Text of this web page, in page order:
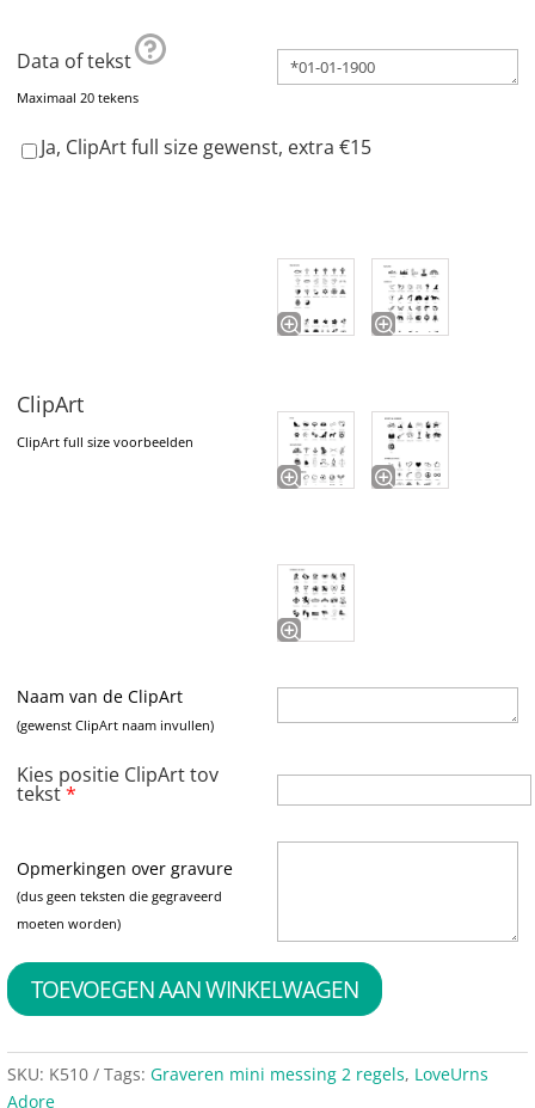
Data of tekst
Maximaal 20 tekens
Ja, ClipArt full size gewenst, extra €15
ClipArt
ClipArt full size voorbeelden
Naam van de ClipArt
(gewenst ClipArt naam invullen)
Kies positie ClipArt tov
tekst*
Opmerkingen over gravure
(dus geen teksten die gegraveerd
moeten worden)
TOEVOEGEN AAN WINKELWAGEN
SKU: K510 Tags: Graveren mini messing 2 regels, LoveUrns
Adore